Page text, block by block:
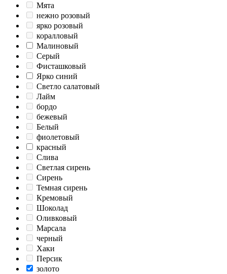
Мята
нежно розовый
ярко розовый
коралловый
Малиновый
Серый
Фисташковый
Ярко синий
Светло салатовый
Лайм
бордо
бежевый
Белый
фиолетовый
красный
Слива
Светлая сирень
Сирень
Темная сирень
Кремовый
Шоколад
Оливковый
Марсала
черный
Хаки
Персик
золото